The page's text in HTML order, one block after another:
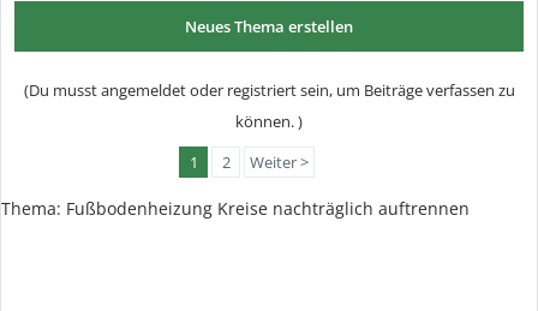
Neues Thema erstellen
(Du musst angemeldet oder registriert sein, um Beiträge verfassen zu
können. )
1
2 Weiter >
Thema: Fußbodenheizung Kreise nachträglich auftrennen